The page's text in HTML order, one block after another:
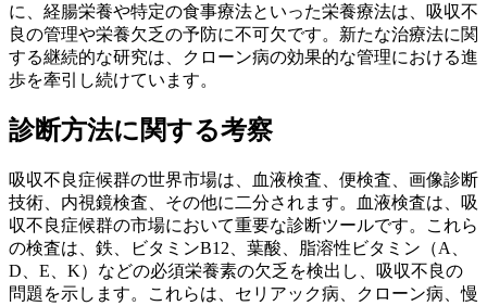
に、経腸栄養や特定の食事療法といった栄養療法は、吸収不
良の管理や栄養欠乏の予防に不可欠です。新たな治療法に関
する継続的な研究は、クローン病の効果的な管理における進
歩を牽引し続けています。
診断方法に関する考察
吸収不良症候群の世界市場は、血液検査、便検査、画像診断
技術、内視鏡検査、その他に二分されます。血液検査は、吸
収不良症候群の市場において重要な診断ツールです。これら
の検査は、鉄、ビタミンB12、葉酸、脂溶性ビタミン（A、
D、E、K）などの必須栄養素の欠乏を検出し、吸収不良の
問題を示します。これらは、セリアック病、クローン病、慢